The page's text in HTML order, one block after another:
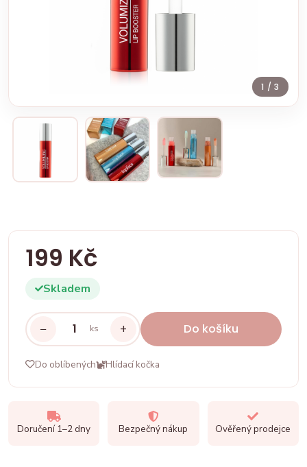
1 / 3
199 Kč
Skladem
− ks + Do košíku
Do oblíbených Hlídací kočka
Doručení 1–2 dny Bezpečný nákup Ověřený prodejce